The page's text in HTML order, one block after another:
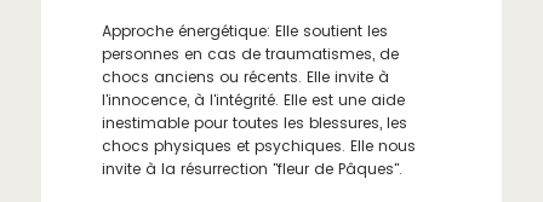
Approche énergétique: Elle soutient les
personnes en cas de traumatismes, de
chocs anciens ou récents. Elle invite à
l'innocence, à l'intégrité. Elle est une aide
inestimable pour toutes les blessures, les
chocs physiques et psychiques. Elle nous
invite à la résurrection "fleur de Pâques".